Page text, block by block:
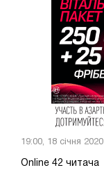
19:00, 18 січня 2020
Online 42 читача